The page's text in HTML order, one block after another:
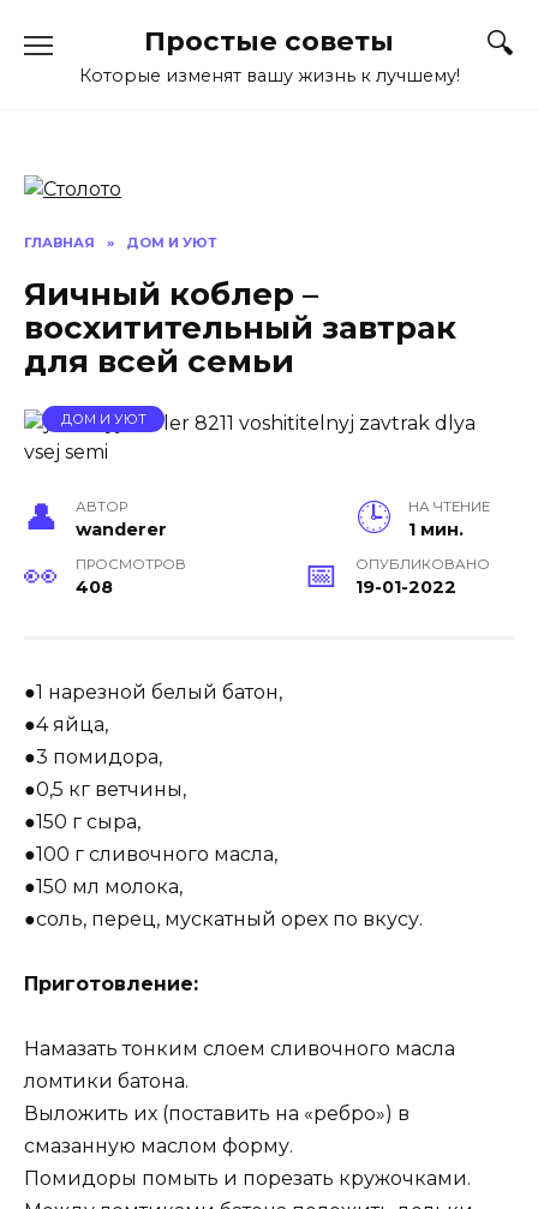
содержанию
Простые советы
Которые изменят вашу жизнь к лучшему!
ГЛАВНАЯ » ДОМ И УЮТ
Яичный коблер –
восхитительный завтрак
для всей семьи
ДОМ И УЮТ
АВТОР
wanderer
НА ЧТЕНИЕ
1 мин.
ПРОСМОТРОВ
408
ОПУБЛИКОВАНО
19-01-2022
●1 нарезной белый батон,
●4 яйца,
●3 помидора,
●0,5 кг ветчины,
●150 г сыра,
●100 г сливочного масла,
●150 мл молока,
●соль, перец, мускатный орех по вкусу.
Приготовление:
Намазать тонким слоем сливочного масла
ломтики батона.
Выложить их (поставить на «ребро») в
смазанную маслом форму.
Помидоры помыть и порезать кружочками.